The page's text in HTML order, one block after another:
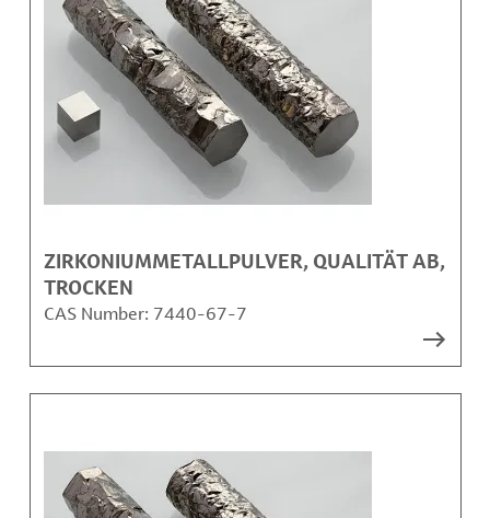
ZIRKONIUMMETALLPULVER, QUALITÄT AB,
TROCKEN
CAS Number: 7440-67-7